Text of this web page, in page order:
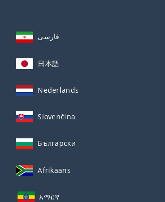
فارسی
日本語
Nederlands
Slovenčina
Български
Afrikaans
አማርኛ